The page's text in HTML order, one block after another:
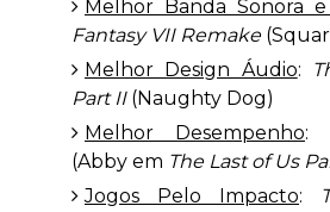
Melhor Banda Sonora e
Fantasy VII Remake
Melhor Design Áudio:
Part II(Naughty Dog)
Melhor Desempenho:
(Abby em The Last of Us
Jogos Pelo Impacto: